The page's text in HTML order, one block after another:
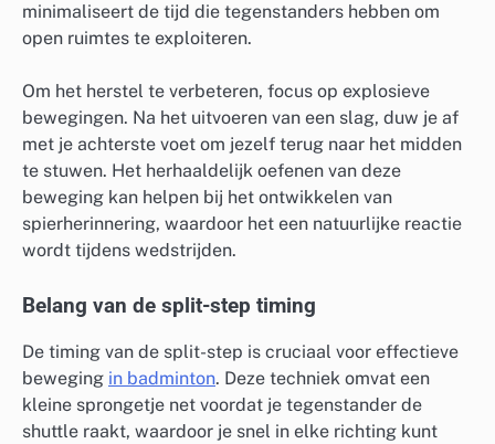
minimaliseert de tijd die tegenstanders hebben om
open ruimtes te exploiteren.
Om het herstel te verbeteren, focus op explosieve
bewegingen. Na het uitvoeren van een slag, duw je af
met je achterste voet om jezelf terug naar het midden
te stuwen. Het herhaaldelijk oefenen van deze
beweging kan helpen bij het ontwikkelen van
spierherinnering, waardoor het een natuurlijke reactie
wordt tijdens wedstrijden.
Belang van de split-step timing
De timing van de split-step is cruciaal voor effectieve
beweging in badminton. Deze techniek omvat een
kleine sprongetje net voordat je tegenstander de
shuttle raakt, waardoor je snel in elke richting kunt